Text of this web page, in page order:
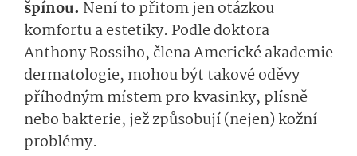
špínou. Není to přitom jen otázkou
komfortu a estetiky. Podle doktora
Anthony Rossiho, člena Americké akademie
dermatologie, mohou být takové oděvy
příhodným místem pro kvasinky, plísně
nebo bakterie, jež způsobují (nejen) kožní
problémy.